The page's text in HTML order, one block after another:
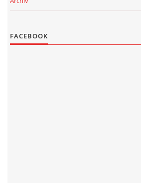
© 2026 eStránky.cz
FACEBOOK